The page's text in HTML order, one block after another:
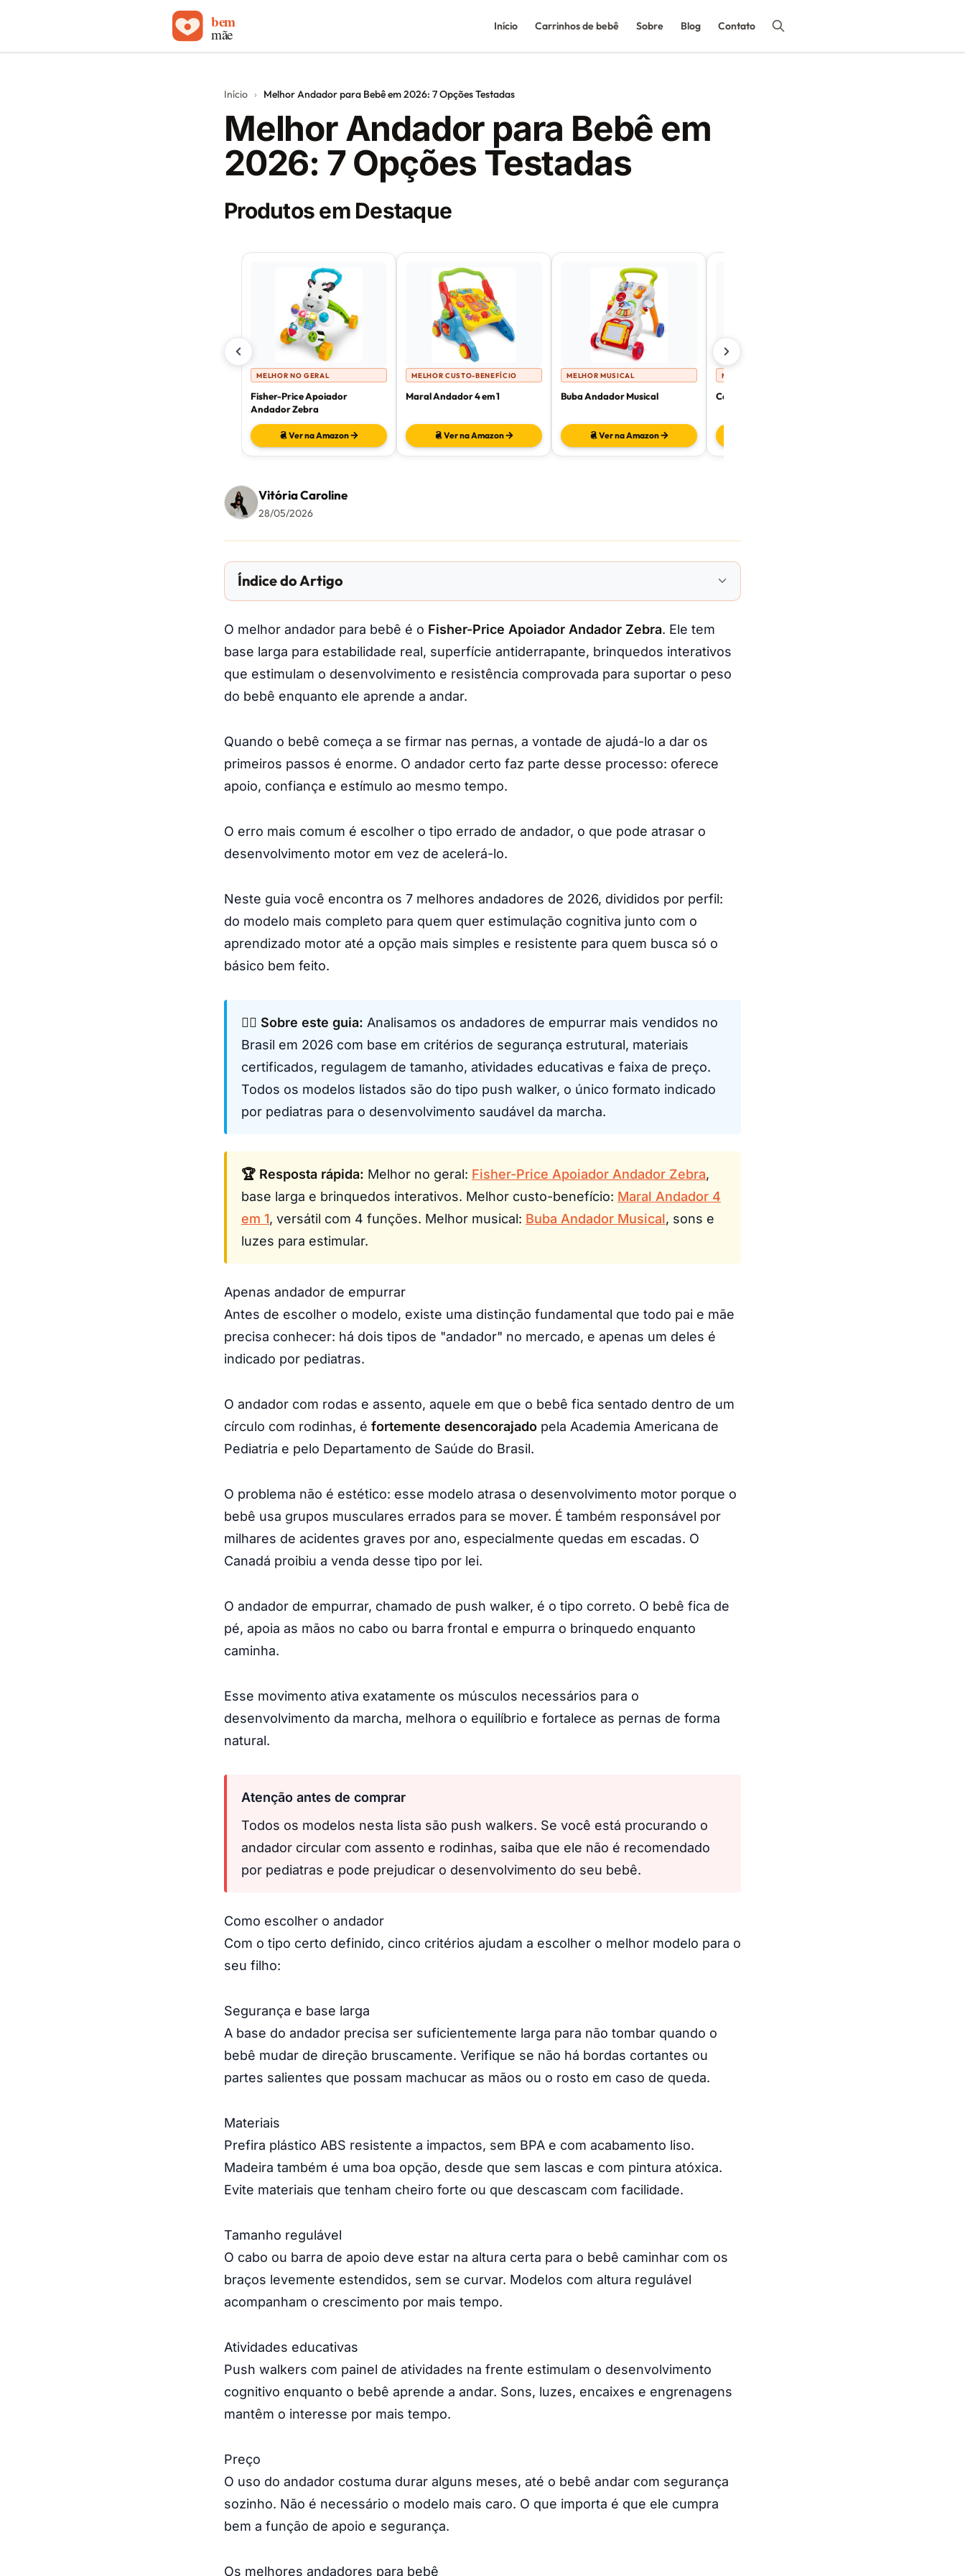
Início Carrinhos de bebê Sobre Blog Contato
Início › Melhor Andador para Bebê em 2026: 7 Opções Testadas
Melhor Andador para Bebê em
2026: 7 Opções Testadas
Produtos em Destaque
MELHOR NO GERAL
Fisher-Price Apoiador
Andador Zebra
Ver na Amazon
MELHOR CUSTO-BENEFÍCIO
Maral Andador 4 em 1
Ver na Amazon
MELHOR MUSICAL
Buba Andador Musical
Ver na Amazon
MELHOR VERSÁTIL
Cosco Goal Walker 4 em 1
Vitória Caroline
28/05/2026
Índice do Artigo
O melhor andador para bebê é o Fisher-Price Apoiador Andador Zebra. Ele tem
base larga para estabilidade real, superfície antiderrapante, brinquedos interativos
que estimulam o desenvolvimento e resistência comprovada para suportar o peso
do bebê enquanto ele aprende a andar.
Quando o bebê começa a se firmar nas pernas, a vontade de ajudá-lo a dar os
primeiros passos é enorme. O andador certo faz parte desse processo: oferece
apoio, confiança e estímulo ao mesmo tempo.
O erro mais comum é escolher o tipo errado de andador, o que pode atrasar o
desenvolvimento motor em vez de acelerá-lo.
Neste guia você encontra os 7 melhores andadores de 2026, divididos por perfil:
do modelo mais completo para quem quer estimulação cognitiva junto com o
aprendizado motor até a opção mais simples e resistente para quem busca só o
básico bem feito.
👩‍⚕️ Sobre este guia: Analisamos os andadores de empurrar mais vendidos no
Brasil em 2026 com base em critérios de segurança estrutural, materiais
certificados, regulagem de tamanho, atividades educativas e faixa de preço.
Todos os modelos listados são do tipo push walker, o único formato indicado
por pediatras para o desenvolvimento saudável da marcha.
🏆 Resposta rápida: Melhor no geral: Fisher-Price Apoiador Andador Zebra,
base larga e brinquedos interativos. Melhor custo-benefício: Maral Andador 4
em 1, versátil com 4 funções. Melhor musical: Buba Andador Musical, sons e
luzes para estimular.
Apenas andador de empurrar
Antes de escolher o modelo, existe uma distinção fundamental que todo pai e mãe
precisa conhecer: há dois tipos de "andador" no mercado, e apenas um deles é
indicado por pediatras.
O andador com rodas e assento, aquele em que o bebê fica sentado dentro de um
círculo com rodinhas, é fortemente desencorajado pela Academia Americana de
Pediatria e pelo Departamento de Saúde do Brasil.
O problema não é estético: esse modelo atrasa o desenvolvimento motor porque o
bebê usa grupos musculares errados para se mover. É também responsável por
milhares de acidentes graves por ano, especialmente quedas em escadas. O
Canadá proibiu a venda desse tipo por lei.
O andador de empurrar, chamado de push walker, é o tipo correto. O bebê fica de
pé, apoia as mãos no cabo ou barra frontal e empurra o brinquedo enquanto
caminha.
Esse movimento ativa exatamente os músculos necessários para o
desenvolvimento da marcha, melhora o equilíbrio e fortalece as pernas de forma
natural.
Atenção antes de comprar
Todos os modelos nesta lista são push walkers. Se você está procurando o
andador circular com assento e rodinhas, saiba que ele não é recomendado
por pediatras e pode prejudicar o desenvolvimento do seu bebê.
Como escolher o andador
Com o tipo certo definido, cinco critérios ajudam a escolher o melhor modelo para o
seu filho:
Segurança e base larga
A base do andador precisa ser suficientemente larga para não tombar quando o
bebê mudar de direção bruscamente. Verifique se não há bordas cortantes ou
partes salientes que possam machucar as mãos ou o rosto em caso de queda.
Materiais
Prefira plástico ABS resistente a impactos, sem BPA e com acabamento liso.
Madeira também é uma boa opção, desde que sem lascas e com pintura atóxica.
Evite materiais que tenham cheiro forte ou que descascam com facilidade.
Tamanho regulável
O cabo ou barra de apoio deve estar na altura certa para o bebê caminhar com os
braços levemente estendidos, sem se curvar. Modelos com altura regulável
acompanham o crescimento por mais tempo.
Atividades educativas
Push walkers com painel de atividades na frente estimulam o desenvolvimento
cognitivo enquanto o bebê aprende a andar. Sons, luzes, encaixes e engrenagens
mantêm o interesse por mais tempo.
Preço
O uso do andador costuma durar alguns meses, até o bebê andar com segurança
sozinho. Não é necessário o modelo mais caro. O que importa é que ele cumpra
bem a função de apoio e segurança.
Os melhores andadores para bebê